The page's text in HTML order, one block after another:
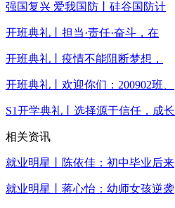
强国复兴 爱我国防丨硅谷国防计
开班典礼丨担当·责任·奋斗，在
开班典礼丨疫情不能阻断梦想，
开班典礼丨欢迎你们：200902班、
S1开学典礼丨选择源于信任，成长
相关资讯
就业明星丨陈依佳：初中毕业后来
就业明星丨蒋心怡：幼师女孩逆袭